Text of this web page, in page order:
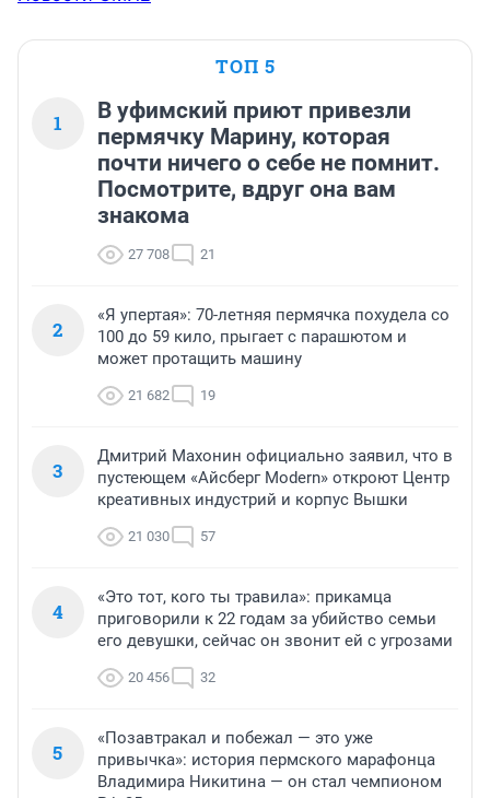
ТОП 5
1
В уфимский приют привезли
пермячку Марину, которая
почти ничего о себе не помнит.
Посмотрите, вдруг она вам
знакома
27 708 21
2
«Я упертая»: 70-летняя пермячка похудела со
100 до 59 кило, прыгает с парашютом и
может протащить машину
21 682 19
3
Дмитрий Махонин официально заявил, что в
пустеющем «Айсберг Modern» откроют Центр
креативных индустрий и корпус Вышки
21 030 57
4
«Это тот, кого ты травила»: прикамца
приговорили к 22 годам за убийство семьи
его девушки, сейчас он звонит ей с угрозами
20 456 32
5
«Позавтракал и побежал — это уже
привычка»: история пермского марафонца
Владимира Никитина — он стал чемпионом